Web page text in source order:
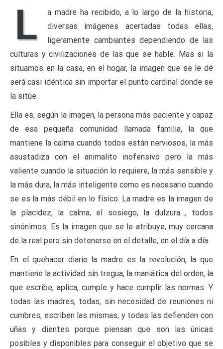
L
a madre ha recibido, a lo largo de la historia,
diversas imágenes acertadas todas ellas,
ligeramente cambiantes dependiendo de las
culturas y civilizaciones de las que se hable. Mas si la
situamos en la casa, en el hogar, la imagen que se le dé
será casi idéntica sin importar el punto cardinal donde se
la sitúe.
Ella es, según la imagen, la persona más paciente y capaz
de esa pequeña comunidad llamada familia, la que
mantiene la calma cuando todos están nerviosos, la más
asustadiza con el animalito inofensivo pero la más
valiente cuando la situación lo requiere, la más sensible y
la más dura, la más inteligente como es necesario cuando
se es la más débil en lo físico. La madre es la imagen de
la placidez, la calma, el sosiego, la dulzura…, todos
sinónimos. Es la imagen que se le atribuye, muy cercana
de la real pero sin detenerse en el detalle, en el día a día.
En el quehacer diario la madre es la revolución, la que
mantiene la actividad sin tregua, la maniática del orden, la
que escribe, aplica, cumple y hace cumplir las normas. Y
todas las madres, todas, sin necesidad de reuniones ni
cumbres, escriben las mismas; y todas las defienden con
uñas y dientes porque piensan que son las únicas
posibles y disponibles para conseguir el objetivo que se